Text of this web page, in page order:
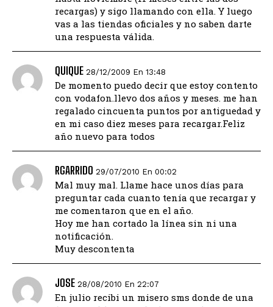
recargas) y sigo llamando con ella. Y luego
vas a las tiendas oficiales y no saben darte
una respuesta válida.
QUIQUE 28/12/2009 En 13:48
De momento puedo decir que estoy contento
con vodafon.llevo dos años y meses. me han
regalado cincuenta puntos por antiguedad y
en mi caso diez meses para recargar.Feliz
año nuevo para todos
RGARRIDO 29/07/2010 En 00:02
Mal muy mal. Llame hace unos días para
preguntar cada cuanto tenía que recargar y
me comentaron que en el año.
Hoy me han cortado la línea sin ni una
notificación.
Muy descontenta
JOSE 28/08/2010 En 22:07
En julio recibi un misero sms donde de una